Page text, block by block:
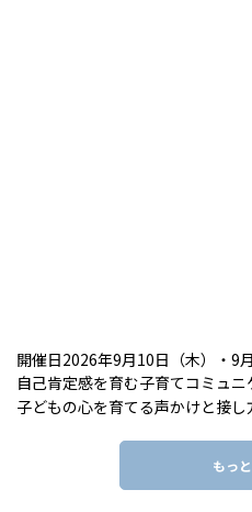
開催日2026年9月10日（木）・9
自己肯定感を育む子育てコミュ
子どもの心を育てる声かけと接し
もっ